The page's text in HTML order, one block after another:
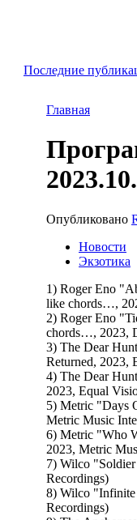
Последние
Главная
Опубликовано
Новости
Экзотика
1) Roger Eno
like chords…,
2) Roger Eno
chords…, 2023,
3) The Dear
Returned, 2023,
4) The Dear
2023, Equal
5) Metric "Days
Metric Music
6) Metric "Who
2023, Metric
7) Wilco
Recordings)
8) Wilco "Infinite
Recordings)